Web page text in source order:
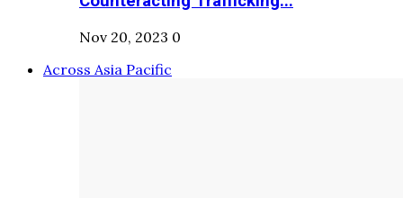
Nov 20, 2023 0
Across Asia Pacific